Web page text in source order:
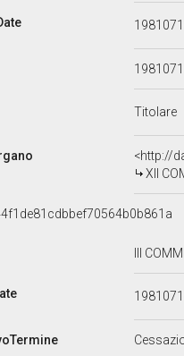
Titolare
<http://
XII
III